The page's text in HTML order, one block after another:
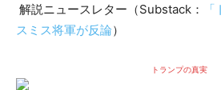
解説ニュースレター（Substack：
スミス将軍が反論）
トランプの真実